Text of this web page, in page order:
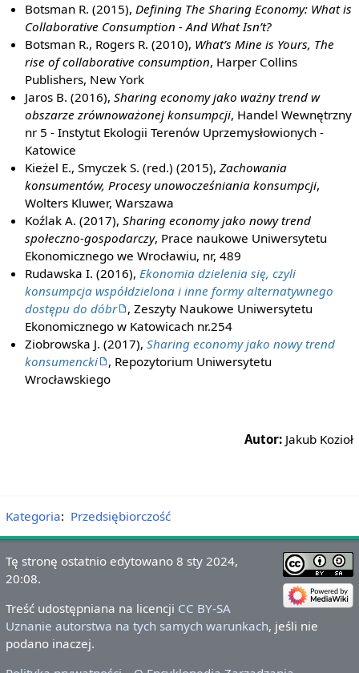
Botsman R. (2015),Defining The Sharing Economy: What is
Collaborative Consumption - And What Isn’t?
Botsman R., Rogers R. (2010), What’s Mine is Yours, The
rise of collaborative consumption, Harper Collins
Publishers, New York
Jaros B. (2016),Sharing economy jako ważny trend w
obszarze zrównoważonej konsumpcji, Handel Wewnętrzny
nr 5 - Instytut Ekologii Terenów Uprzemysłowionych -
Katowice
Kieżel E., Smyczek S. (red.) (2015),Zachowania
konsumentów, Procesy unowocześniania konsumpcji,
Wolters Kluwer, Warszawa
Koźlak A. (2017),Sharing economy jako nowy trend
społeczno-gospodarczy, Prace naukowe Uniwersytetu
Ekonomicznego we Wrocławiu, nr, 489
Rudawska I. (2016),Ekonomia dzielenia się, czyli
konsumpcja współdzielona i inne formy alternatywnego
dostępu do dóbr
, Zeszyty Naukowe Uniwersytetu
Ekonomicznego w Katowicach nr.254
Ziobrowska J. (2017),Sharing economy jako nowy trend
konsumencki
, Repozytorium Uniwersytetu
Wrocławskiego
Autor: Jakub Kozioł
Kategoria: Przedsiębiorczość
Tę stronę ostatnio edytowano 8 sty 2024,
20:08.
Treść udostępniana na licencji CC BY-SA
Uznanie autorstwa na tych samych warunkach, jeśli nie
podano inaczej.